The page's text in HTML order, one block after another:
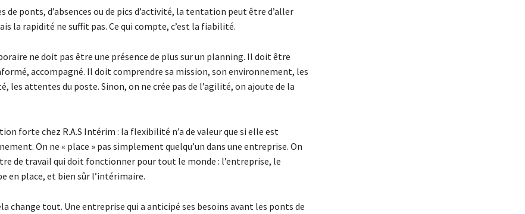
de ponts, d’absences ou de pics d’activité, la tentation peut être d’aller
la rapidité ne suffit pas. Ce qui compte, c’est la fiabilité.
ne doit pas être une présence de plus sur un planning. Il doit être
accompagné. Il doit comprendre sa mission, son environnement, les
les attentes du poste. Sinon, on ne crée pas de l’agilité, on ajoute de la
forte chez R.A.S Intérim : la flexibilité n’a de valeur que si elle est
On ne « place » pas simplement quelqu’un dans une entreprise. On
de travail qui doit fonctionner pour tout le monde : l’entreprise, le
en place, et bien sûr l’intérimaire.
change tout. Une entreprise qui a anticipé ses besoins avant les ponts de